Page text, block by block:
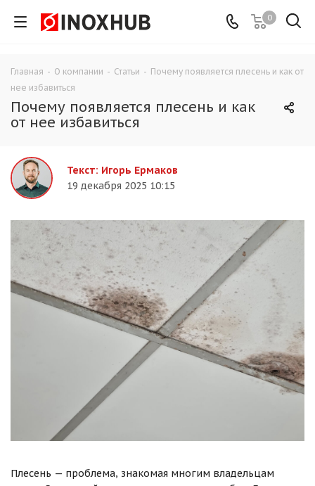
0
Главная - О компании - Статьи - Почему появляется плесень и как от
нее избавиться
Почему появляется плесень и как
от нее избавиться
Текст: Игорь Ермаков
19 декабря 2025 10:15
Плесень — проблема, знакомая многим владельцам